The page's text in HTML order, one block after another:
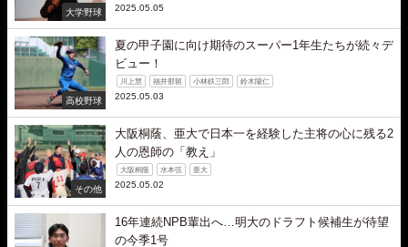
大学野球 2025.05.05
高校野球
夏の甲子園に向け期待のスーパー1年生たちが続々デ
ビュー！
川上慧 福井那留 小林鉄三郎 鈴木陽仁
2025.05.03
その他
大阪桐蔭、亜大で日本一を経験した主将の心に残る2
人の恩師の「教え」
大阪桐蔭 水本弦 亜大
2025.05.02
16年連続NPB輩出へ…明大のドラフト候補生が待望
の今季1号